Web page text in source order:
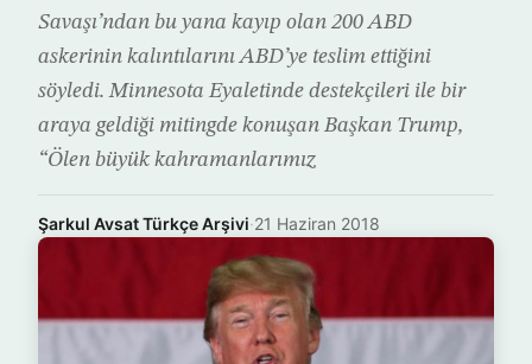
Savaşı’ndan bu yana kayıp olan 200 ABD
askerinin kalıntılarını ABD’ye teslim ettiğini
söyledi. Minnesota Eyaletinde destekçileri ile bir
araya geldiği mitingde konuşan Başkan Trump,
“Ölen büyük kahramanlarımız
Şarkul Avsat Türkçe Arşivi·21 Haziran 2018